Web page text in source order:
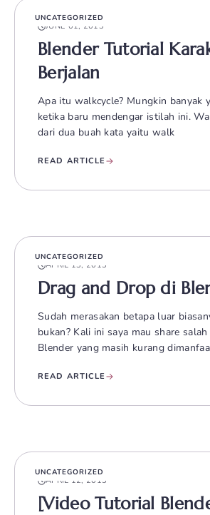
UNCATEGORIZED
JUNE 01, 2013
Blender Tutorial
Berjalan
Apa itu walkcycle? Mungkin banyak
ketika baru mendengar istilah ini.
dari dua buah kata yaitu walk
READ ARTICLE
UNCATEGORIZED
APRIL 13, 2013
Drag and Drop di
Sudah merasakan betapa luar
bukan? Kali ini saya mau share
Blender yang masih kurang
READ ARTICLE
UNCATEGORIZED
APRIL 12, 2013
[Video Tutorial